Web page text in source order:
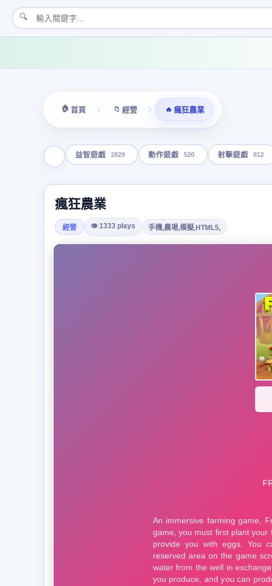
🔍
🏠 首頁 📁 經營 🔥 瘋狂農業
益智遊戲 2829 動作遊戲 520 射擊遊戲 812
瘋狂農業
經營 👁 1333 plays 手機,農場,模擬,HTML5,